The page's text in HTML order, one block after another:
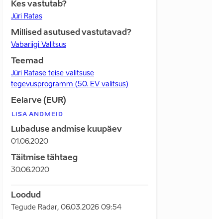
Kes vastutab?
Jüri Ratas
Millised asutused vastutavad?
Vabariigi Valitsus
Teemad
Jüri Ratase teise valitsuse
tegevusprogramm (50. EV valitsus)
Eelarve (EUR)
LISA ANDMEID
Lubaduse andmise kuupäev
01.06.2020
Täitmise tähtaeg
30.06.2020
Loodud
Tegude Radar, 06.03.2026 09:54